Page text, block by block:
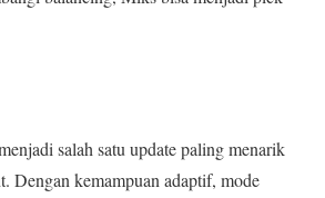
salah satu update paling menarik
. Dengan kemampuan adaptif, mode